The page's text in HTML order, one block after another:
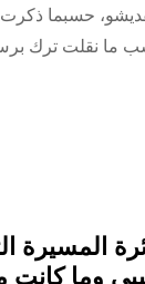
حسبما ذكرت
المسيرة
وما كانت